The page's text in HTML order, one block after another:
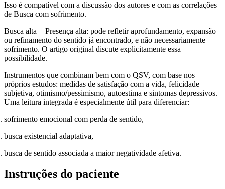
Isso é compatível com a discussão dos autores e com as correlações
de Busca com sofrimento.
Busca alta + Presença alta: pode refletir aprofundamento, expansão
ou refinamento do sentido já encontrado, e não necessariamente
sofrimento. O artigo original discute explicitamente essa
possibilidade.
Instrumentos que combinam bem com o QSV, com base nos
próprios estudos: medidas de satisfação com a vida, felicidade
subjetiva, otimismo/pessimismo, autoestima e sintomas depressivos.
Uma leitura integrada é especialmente útil para diferenciar:
sofrimento emocional com perda de sentido,
busca existencial adaptativa,
busca de sentido associada a maior negatividade afetiva.
Instruções do paciente